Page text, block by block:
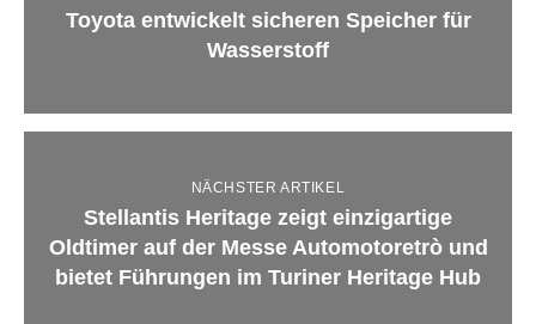
Toyota entwickelt sicheren Speicher für
Wasserstoff
NÄCHSTER ARTIKEL
Stellantis Heritage zeigt einzigartige
Oldtimer auf der Messe Automotoretrò und
bietet Führungen im Turiner Heritage Hub